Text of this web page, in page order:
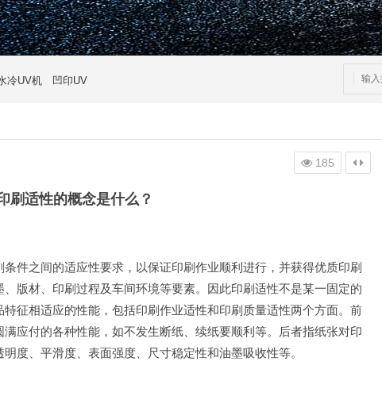
冷UV机 凹印UV
刷适性的概念是什么？
件之间的适应性要求，以保证印刷作业顺利进行，并获得优质印刷
版材、印刷过程及车间环境等要素。因此印刷适性不是某一固定的
征相适应的性能，包括印刷作业适性和印刷质量适性两个方面。前
应付的各种性能，如不发生断纸、续纸要顺利等。后者指纸张对印
度、平滑度、表面强度、尺寸稳定性和油墨吸收性等。
185